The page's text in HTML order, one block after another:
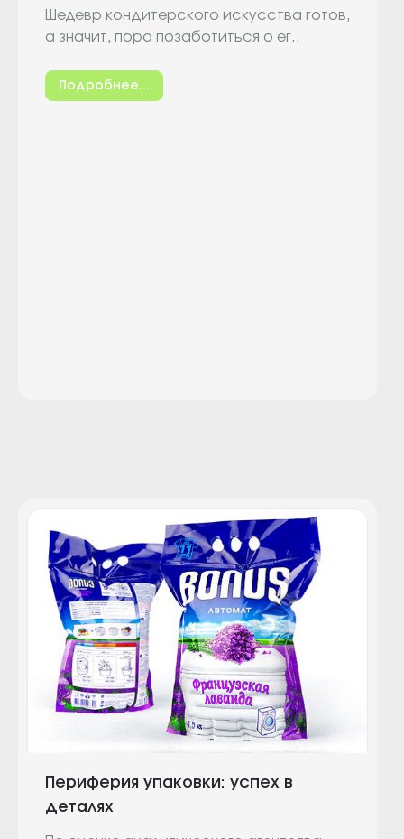
Шедевр кондитерского искусства готов,
а значит, пора позаботиться о ег..
Подробнее...
Периферия упаковки: успех в
деталях